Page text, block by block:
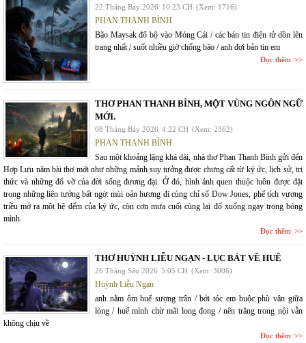
22 Tháng Bảy 2026 10:23 CH (Xem: 1716)
PHAN THANH BÌNH
Bão Maysak đổ bộ vào Móng Cái / các bản tin điện tử dồn lên
trang nhất / suốt nhiều giờ chống bão / anh đợi bản tin em
Đọc thêm
THƠ PHAN THANH BÌNH, MỘT VÙNG NGÔN NGỮ
MỚI.
08 Tháng Bảy 2026 4:22 CH (Xem: 2362)
PHAN THANH BÌNH
Sau một khoảng lặng khá dài, nhà thơ Phan Thanh Bình gửi đến
Hợp Lưu năm bài thơ mới như những mảnh suy tưởng được chưng cất từ ký ức, lịch sử, tri
thức và những đổ vỡ của đời sống đương đại. Ở đó, hình ảnh quen thuộc luôn được đặt
trong những liên tưởng bất ngờ: mùi oản hương đi cùng chỉ số Dow Jones, phế tích vương
triều mở ra một hệ đếm của ký ức, còn cơn mưa cuối cùng lại đổ xuống ngay trong bóng
mình.
Đọc thêm
THƠ HUỲNH LIỄU NGẠN - LỤC BÁT VỀ HUẾ
26 Tháng Sáu 2026 5:05 CH (Xem: 3006)
Huỳnh Liễu Ngạn
anh nằm ôm huế sượng trân / bởi tóc em buộc phù vân giữa
lòng / huế mình chừ mãi long đong / nên trăng trong nội vẫn
không chịu về
Đọc thêm